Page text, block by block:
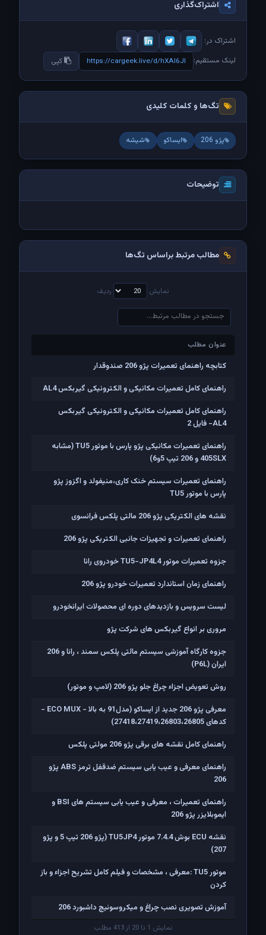
اشتراک‌گذاری
اشتراک در:
لینک مستقیم: https://cargeek.live/d/hXAl6JI کپی
تگ‌ها و کلمات کلیدی
پژو 206 ایساکو شیشه
توضیحات
مطالب مرتبط براساس تگ‌ها
نمایش ردیف
عنوان مطلب
عنوان مطلب
کتابچه راهنمای تعمیرات پژو 206 صندوقدار
راهنمای کامل تعمیرات مکانیکی و الکترونیکی گیربکس AL4
راهنمای کامل تعمیرات مکانیکی و الکترونیکی گیربکس
AL4- فایل 2
راهنمای تعمیرات مکانیکی پژو پارس با موتور TU5 (مشابه
405SLX و 206 تیپ 5و6)
راهنمای تعمیرات سیستم خنک کاری،منیفولد و اگزوز پژو
پارس با موتور TU5
نقشه های الکتریکی پژو 206 مالتی پلکس فرانسوی
راهنمای تعمیرات و تجهیزات جانبی الکتریکی پژو 206
جزوه تعمیرات موتور TU5-JP4L4 خودروی رانا
راهنمای زمان استاندارد تعمیرات خودرو پژو 206
لیست سرویس و بازدیدهای دوره ای محصولات ایرانخودرو
مروری بر انواع گیربکس های شرکت پژو
جزوه کارگاه آموزشی سیستم مالتی پلکس سمند ، رانا و 206
ايران (P6L)
روش تعویض اجزاء چراغ جلو پژو 206 (لامپ و موتور)
معرفی پژو 206 جدید از ایساکو (مدل91 به بالا - ECO MUX -
کدهای 27418،27419،26803،26805)
راهنمای کامل نقشه های برقی پژو 206 مولتی پلکس
راهنمای معرفی و عیب یابی سیستم ضدقفل ترمز ABS پژو
206
راهنمای تعمیرات ، معرفی و عیب یابی سیستم های BSI و
ایموبلایزر پژو 206
نقشه ECU بوش 7.4.4 موتور TU5JP4 (پژو 206 تیپ 5 و پژو
207)
موتور TU5 :معرفی ، مشخصات و فیلم کامل تشریح اجزاء و باز
کردن
آموزش تصویری نصب چراغ و میکروسوئیچ داشبورد 206
نمایش 1 تا 20 از 413 مطلب